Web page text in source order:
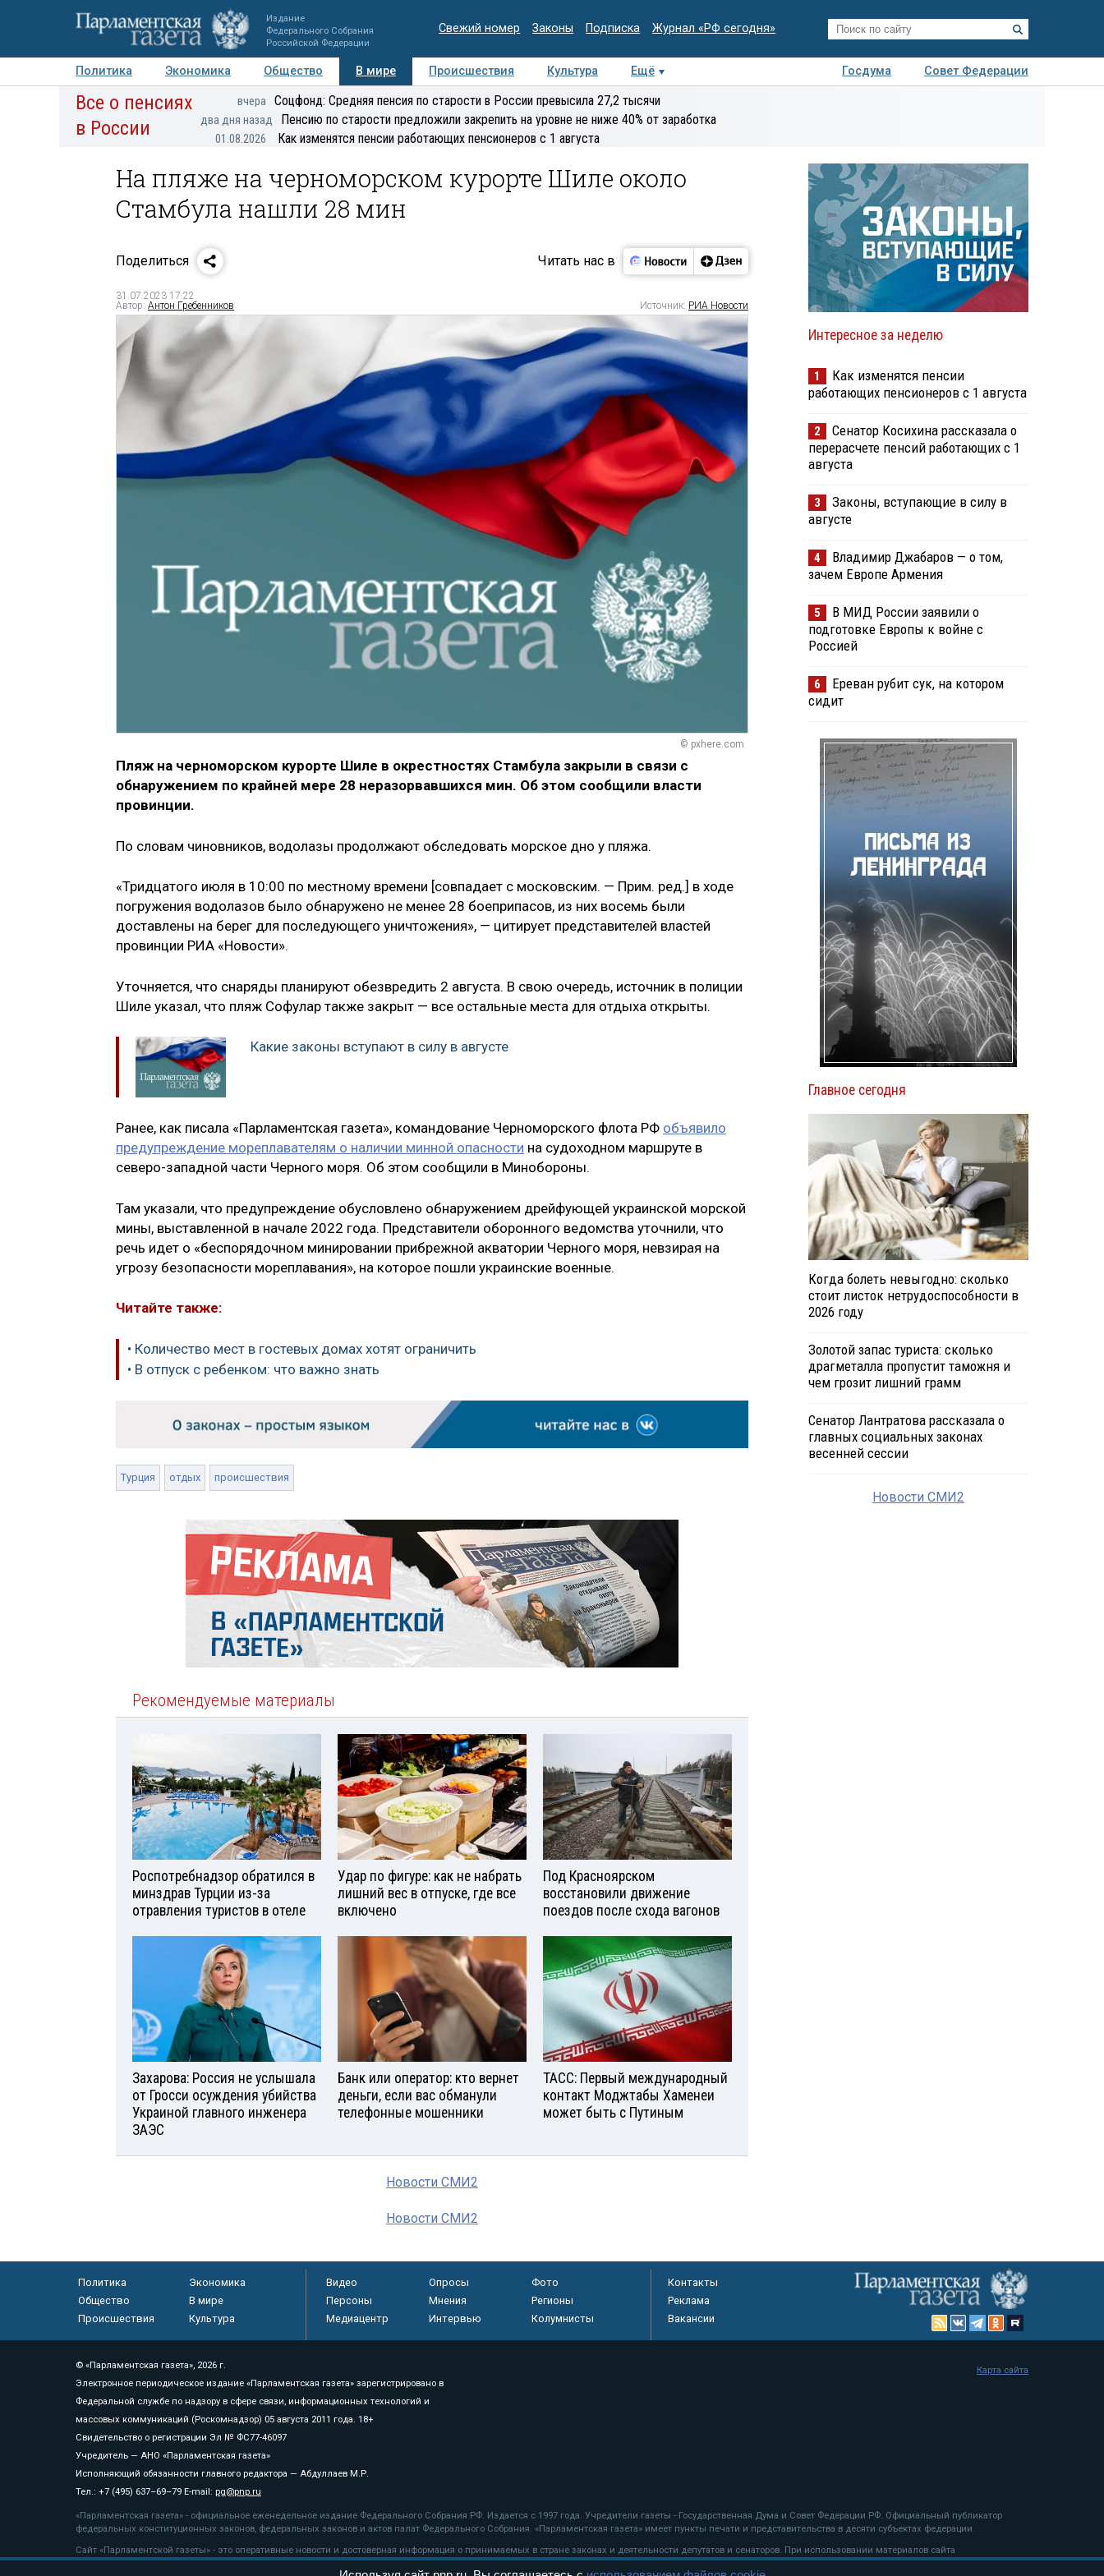
Издание
Федерального Собрания
Российской Федерации
Свежий номер Законы Подписка Журнал «РФ сегодня»
Политика Экономика Общество В мире Происшествия Культура Ещё Госдума
Совет Федерации
Авторы Персоны Мнения Регионы Медиацентр Интервью Колумнисты
экспертиза
Все о пенсиях
в России
вчера Соцфонд: Средняя пенсия по старости в России превысила 27,2 тысячи
два дня назад Пенсию по старости предложили закрепить на уровне не ниже 40% от заработка
01.08.2026 Как изменятся пенсии работающих пенсионеров с 1 августа
На пляже на черноморском курорте Шиле около
Стамбула нашли 28 мин
Поделиться Читать нас в
31.07.2023 17:22
Автор: Антон Гребенников Источник: РИА Новости
© pxhere.com
Пляж на черноморском курорте Шиле в окрестностях Стамбула закрыли в связи с
обнаружением по крайней мере 28 неразорвавшихся мин. Об этом сообщили власти
провинции.
По словам чиновников, водолазы продолжают обследовать морское дно у пляжа.
«Тридцатого июля в 10:00 по местному времени [совпадает с московским. — Прим. ред.] в ходе
погружения водолазов было обнаружено не менее 28 боеприпасов, из них восемь были
доставлены на берег для последующего уничтожения», — цитирует представителей властей
провинции РИА «Новости».
Уточняется, что снаряды планируют обезвредить 2 августа. В свою очередь, источник в полиции
Шиле указал, что пляж Софулар также закрыт — все остальные места для отдыха открыты.
Какие законы вступают в силу в августе
Ранее, как писала «Парламентская газета», командование Черноморского флота РФ объявило
предупреждение мореплавателям о наличии минной опасности на судоходном маршруте в
северо-западной части Черного моря. Об этом сообщили в Минобороны.
Там указали, что предупреждение обусловлено обнаружением дрейфующей украинской морской
мины, выставленной в начале 2022 года. Представители оборонного ведомства уточнили, что
речь идет о «беспорядочном минировании прибрежной акватории Черного моря, невзирая на
угрозу безопасности мореплавания», на которое пошли украинские военные.
Читайте также:
• Количество мест в гостевых домах хотят ограничить
• В отпуск с ребенком: что важно знать
Турция отдых происшествия
Рекомендуемые материалы
Роспотребнадзор обратился в
минздрав Турции из-за
отравления туристов в отеле
Удар по фигуре: как не набрать
лишний вес в отпуске, где все
включено
Под Красноярском
восстановили движение
поездов после схода вагонов
Захарова: Россия не услышала
от Гросси осуждения убийства
Украиной главного инженера
ЗАЭС
Банк или оператор: кто вернет
деньги, если вас обманули
телефонные мошенники
ТАСС: Первый международный
контакт Моджтабы Хаменеи
может быть с Путиным
Новости СМИ2
Новости СМИ2
Интересное за неделю
1
Как изменятся пенсии
работающих пенсионеров с 1 августа
2
Сенатор Косихина рассказала о
перерасчете пенсий работающих с 1
августа
3
Законы, вступающие в силу в
августе
4
Владимир Джабаров — о том,
зачем Европе Армения
5
В МИД России заявили о
подготовке Европы к войне с
Россией
6
Ереван рубит сук, на котором
сидит
Главное сегодня
Когда болеть невыгодно: сколько
стоит листок нетрудоспособности в
2026 году
Золотой запас туриста: сколько
драгметалла пропустит таможня и
чем грозит лишний грамм
Сенатор Лантратова рассказала о
главных социальных законах
весенней сессии
Новости СМИ2
Политика
Экономика
Общество
В мире
Происшествия
Культура
Видео Опросы
Фото
Персоны
Мнения
Регионы
Медиацентр
Интервью Колумнисты
Контакты
Реклама
Вакансии
© «Парламентская газета», 2026 г.
Электронное периодическое издание «Парламентская газета» зарегистрировано в
Федеральной службе по надзору в сфере связи, информационных технологий и
массовых коммуникаций (Роскомнадзор) 05 августа 2011 года. 18+
Свидетельство о регистрации Эл № ФС77-46097
Учредитель — АНО «Парламентская газета»
Исполняющий обязанности главного редактора — Абдуллаев М.Р.
Тел.: +7 (495) 637–69–79 E-mail: pg@pnp.ru
«Парламентская газета» - официальное еженедельное издание Федерального Собрания РФ. Издается с 1997 года. Учредители газеты - Государственная Дума и Совет Федерации РФ. Официальный публикатор
федеральных конституционных законов, федеральных законов и актов палат Федерального Собрания. «Парламентская газета» имеет пункты печати и представительства в десяти субъектах федерации.
Сайт «Парламентской газеты» - это оперативные новости и достоверная информация о принимаемых в стране законах и деятельности депутатов и сенаторов. При использовании материалов сайта
«Парламентской газеты» активная ссылка на pnp.ru обязательна.
Карта сайта